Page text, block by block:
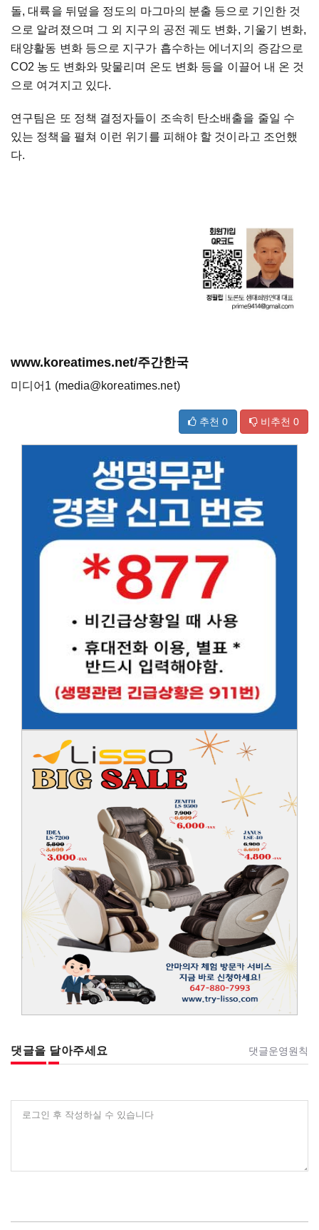
돌, 대륙을 뒤덮을 정도의 마그마의 분출 등으로 기인한 것
으로 알려졌으며 그 외 지구의 공전 궤도 변화, 기울기 변화,
태양활동 변화 등으로 지구가 흡수하는 에너지의 증감으로
CO2 농도 변화와 맞물리며 온도 변화 등을 이끌어 내 온 것
으로 여겨지고 있다.
연구팀은 또 정책 결정자들이 조속히 탄소배출을 줄일 수
있는 정책을 펼쳐 이런 위기를 피해야 할 것이라고 조언했
다.
www.koreatimes.net/주간한국
미디어1 (media@koreatimes.net)
추천 0 비추천 0
댓글을 달아주세요 댓글운영원칙
로그인 후 작성하실 수 있습니다